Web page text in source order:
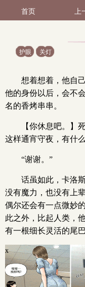
首页 上
护眼 关灯
想着想着，他自
他的身份以后，会不
名的香烤串串。
【你休息吧。】
这样通宵守夜，有什
“谢谢。”
话虽如此，卡洛
没有魔力，也没有上
偶尔还会有一点微妙
此之外，比起人类，
有一根细长灵活的尾巴
x